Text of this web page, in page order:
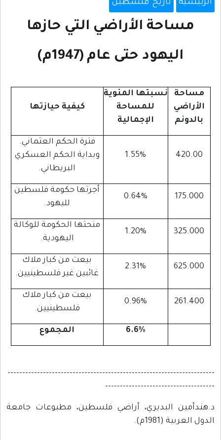
الرئيسية تاريخ فلسطين
مساحة الأراضي التي حازها
اليهود حتى عام (1947م)
مساحة
الأراضي
بالدونم
نسبتها المئوية
للمساحة
الإجمالية
كيفية حيازتها
420.00
1.55%
فترة الحكم العثماني.
وبداية الحكم العسكري
البريطاني.
175.000
0.64%
أجرتها حكومة فلسطين
لليهود.
325.000
1.20%
منحتها الحكومة للوكالة
اليهودية.
625.000
2.31%
بيعت من كبار ملاك
غائبين غير فلسطينيين.
261.400
0.96%
بيعت من كبار ملاك
فلسطينيين.
6.6% المجموع
----------------------------------------------------------------------
-------------------------------------
د.هندأمين البديري، أراضي فلسطين، مطبوعات جامعة
الدول العربية (1981م).